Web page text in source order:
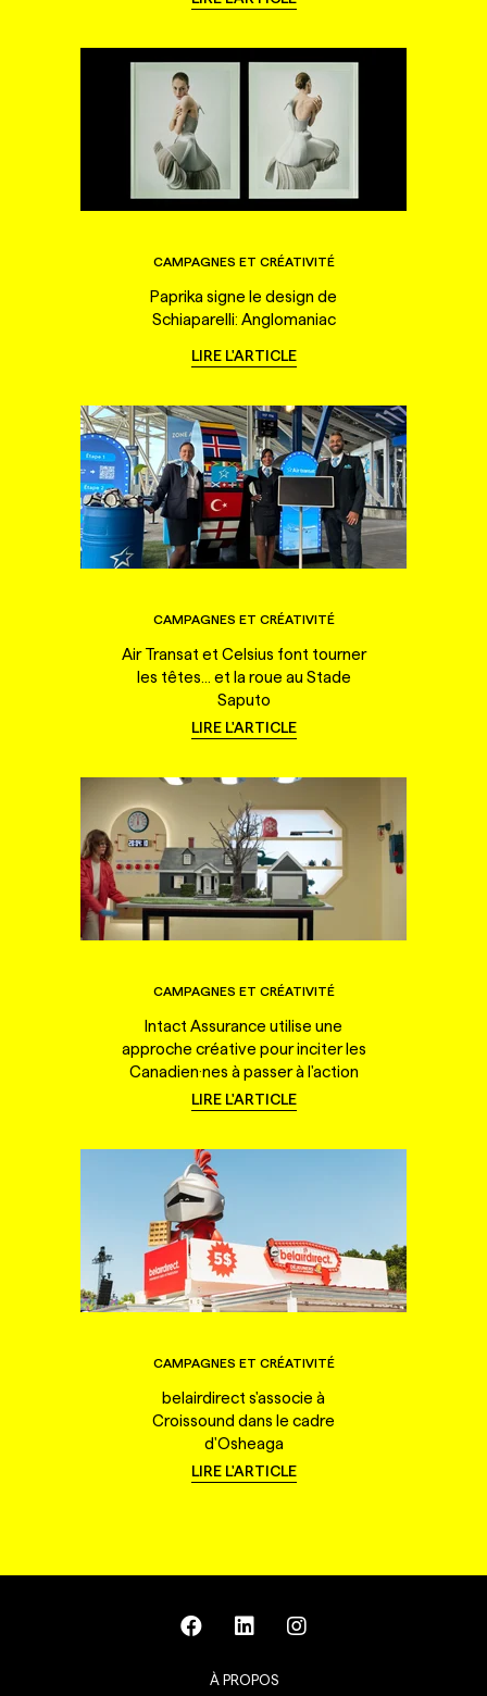
CAMPAGNES ET CRÉATIVITÉ
Paprika signe le design de
Schiaparelli: Anglomaniac
LIRE L'ARTICLE
CAMPAGNES ET CRÉATIVITÉ
Air Transat et Celsius font tourner
les têtes... et la roue au Stade
Saputo
LIRE L'ARTICLE
CAMPAGNES ET CRÉATIVITÉ
Intact Assurance utilise une
approche créative pour inciter les
Canadien·nes à passer à l'action
LIRE L'ARTICLE
CAMPAGNES ET CRÉATIVITÉ
belairdirect s'associe à
Croissound dans le cadre
d'Osheaga
LIRE L'ARTICLE
À PROPOS